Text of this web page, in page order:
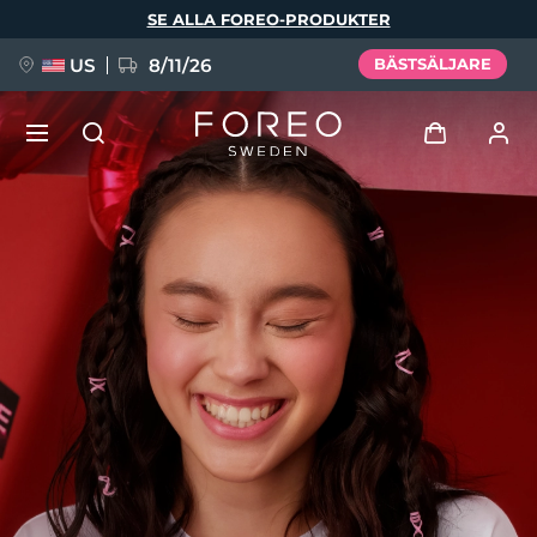
SE ALLA FOREO-PRODUKTER
US 8/11/26 BÄSTSÄLJARE
Användarprofil
Mina enheter
Mina beställningar
Mina adresser
Mina prenumerationer
NYHET
FAQ™ Pure Beauty-Tech Elixir
BREAKING NEWS
issa™ Teeth Whitening Set
Språk
English Deutsch
Español
Français
Italiano
Português
Polski
Svenska
Русский
Türkçe
简体中文 繁體中文